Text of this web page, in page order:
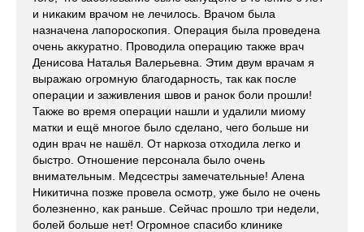
и никаким врачом не лечилось. Врачом была
назначена лапороскопия. Операция была проведена
очень аккуратно. Проводила операцию также врач
Денисова Наталья Валерьевна. Этим двум врачам я
выражаю огромную благодарность, так как после
операции и заживления швов и ранок боли прошли!
Также во время операции нашли и удалили миому
матки и ещё многое было сделано, чего больше ни
один врач не нашёл. От наркоза отходила легко и
быстро. Отношение персонала было очень
внимательным. Медсестры замечательные! Алена
Никитична позже провела осмотр, уже было не очень
болезненно, как раньше. Сейчас прошло три недели,
болей больше нет! Огромное спасибо клинике